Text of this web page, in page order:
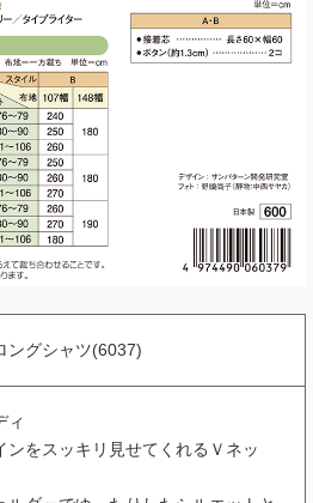
ングシャツ(6037)
ィ
ンをスッキリ見せてくれるＶネッ